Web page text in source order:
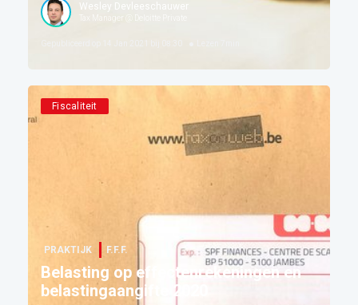
Wesley Devleeschauwer
Tax Manager @ Deloitte Private
Fiscaliteit
PRAKTIJK F.F.F.
Belasting op effectenrekeningen en
belastingaangifte 2020